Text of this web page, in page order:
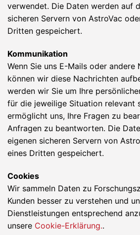
verwendet. Die Daten werden auf
sicheren Servern von AstroVac
Dritten gespeichert.
Kommunikation
Wenn Sie uns E-Mails oder andere
können wir diese Nachrichten
werden wir Sie um Ihre
für die jeweilige Situation relevant
ermöglicht uns, Ihre Fragen zu
Anfragen zu beantworten. Die
eigenen sicheren Servern von
eines Dritten gespeichert.
Cookies
Wir sammeln Daten zu
Kunden besser zu verstehen und
Dienstleistungen entsprechend
unsere Cookie-Erklärung..